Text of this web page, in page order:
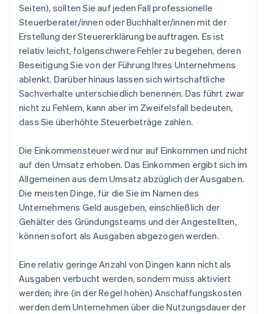
Seiten), sollten Sie auf jeden Fall professionelle
Steuerberater/innen oder Buchhalter/innen mit der
Erstellung der Steuererklärung beauftragen. Es ist
relativ leicht, folgenschwere Fehler zu begehen, deren
Beseitigung Sie von der Führung Ihres Unternehmens
ablenkt. Darüber hinaus lassen sich wirtschaftliche
Sachverhalte unterschiedlich benennen. Das führt zwar
nicht zu Fehlern, kann aber im Zweifelsfall bedeuten,
dass Sie überhöhte Steuerbeträge zahlen.
Die Einkommensteuer wird nur auf Einkommen und nicht
auf den Umsatz erhoben. Das Einkommen ergibt sich im
Allgemeinen aus dem Umsatz abzüglich der Ausgaben.
Die meisten Dinge, für die Sie im Namen des
Unternehmens Geld ausgeben, einschließlich der
Gehälter des Gründungsteams und der Angestellten,
können sofort als Ausgaben abgezogen werden.
Eine relativ geringe Anzahl von Dingen kann nicht als
Ausgaben verbucht werden, sondern muss aktiviert
werden; ihre (in der Regel hohen) Anschaffungskosten
werden dem Unternehmen über die Nutzungsdauer der